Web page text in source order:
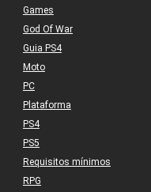
Games
God Of War
Guia PS4
Moto
PC
Plataforma
PS4
PS5
Requisitos mínimos
RPG